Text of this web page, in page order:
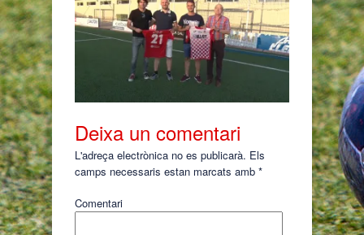
Deixa un comentari
L'adreça electrònica no es publicarà. Els
camps necessaris estan marcats amb *
Comentari